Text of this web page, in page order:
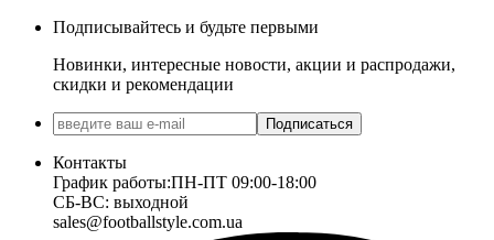
Подписывайтесь и будьте первыми
Новинки, интересные новости, акции и распродажи,
скидки и рекомендации
Подписаться
Контакты
График работы:ПН-ПТ 09:00-18:00
СБ-ВС: выходной
sales@footballstyle.com.ua